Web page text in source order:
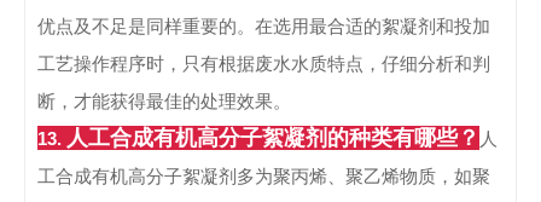
优点及不足是同样重要的。在选用最合适的絮凝剂和投加
工艺操作程序时，只有根据废水水质特点，仔细分析和判
断，才能获得最佳的处理效果。
13. 人工合成有机高分子絮凝剂的种类有哪些？ 人
工合成有机高分子絮凝剂多为聚丙烯、聚乙烯物质，如聚